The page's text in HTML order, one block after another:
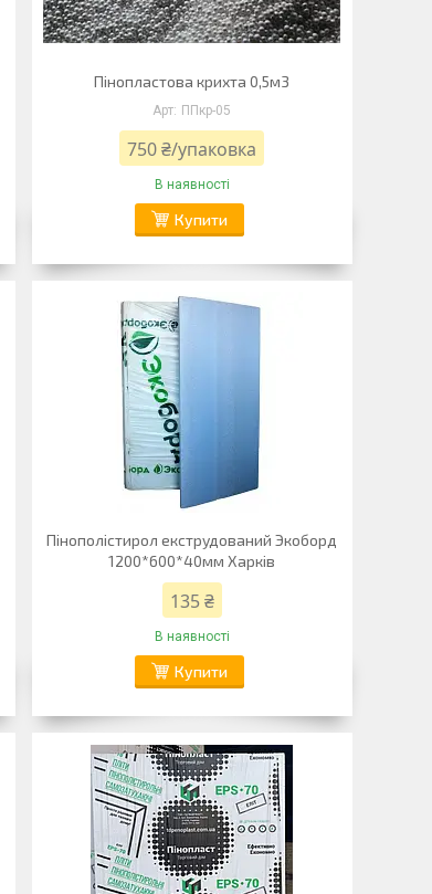
Пінопластова крихта 0,5м3
ППкр-05
750 ₴/упаковка
В наявності
Купити
Пінополістирол екструдований Экоборд
1200*600*40мм Харків
135 ₴
В наявності
Купити